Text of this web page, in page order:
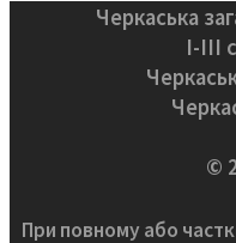
Черкаська
І-
©
При повному або